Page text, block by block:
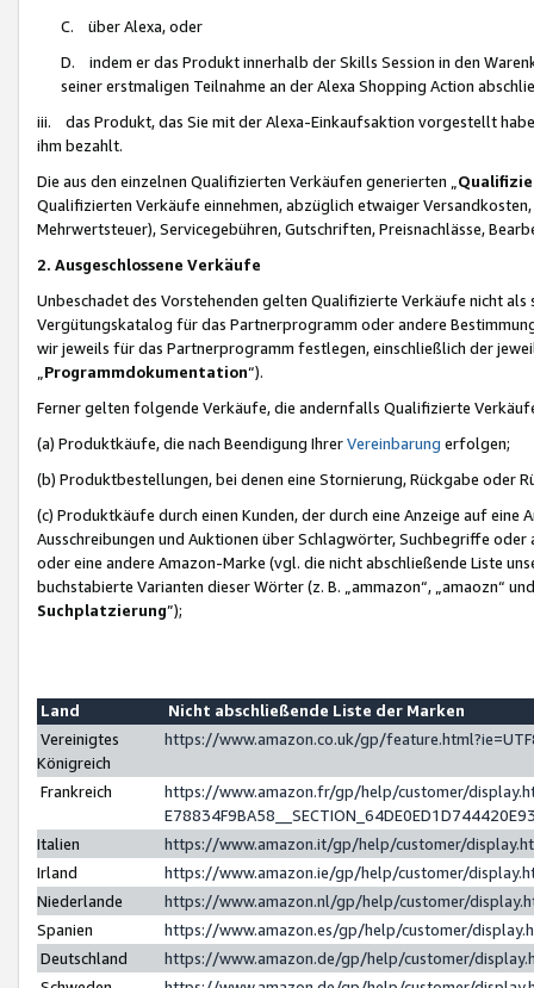
C. über Alexa, oder
D. indem er das Produkt innerhalb der Skills Session in den
seiner erstmaligen Teilnahme an der Alexa Shopping Action
iii. das Produkt, das Sie mit der Alexa-Einkaufsaktion vorgestellt
ihm bezahlt.
Die aus den einzelnen Qualifizierten Verkäufen generierten „
Qualifizierten Verkäufe einnehmen, abzüglich etwaiger
Mehrwertsteuer), Servicegebühren, Gutschriften, Preisnachlässe,
2. Ausgeschlossene Verkäufe
Unbeschadet des Vorstehenden gelten Qualifizierte Verkäufe nicht
Vergütungskatalog für das Partnerprogramm oder andere
wir jeweils für das Partnerprogramm festlegen, einschließlich der
Programmdokumentation“).
Ferner gelten folgende Verkäufe, die andernfalls Qualifizierte
(a) Produktkäufe, die nach Beendigung IhrerVereinbarung erfolgen;
(b) Produktbestellungen, bei denen eine Stornierung, Rückgabe oder
(c) Produktkäufe durch einen Kunden, der durch eine Anzeige auf
Ausschreibungen und Auktionen über Schlagwörter, Suchbegriffe
oder eine andere Amazon-Marke (vgl. die nicht abschließende Liste
buchstabierte Varianten dieser Wörter (z. B. „ammazon“, „amaozn“
Suchplatzierung”);
Land
Nicht abschließende Liste der Marken
Vereinigtes
Königreich
https://www.amazon.co.uk/gp/
Frankreich
https://www.amazon.fr/gp/help/customer/
Italien
https://www.amazon.it/gp/help/customer/
Irland
https://www.amazon.ie/gp/help/customer/
Niederlande
https://www.amazon.nl/gp/help/customer/
Spanien
https://www.amazon.es/gp/help/customer/
Deutschland
https://www.amazon.de/gp/help/customer/